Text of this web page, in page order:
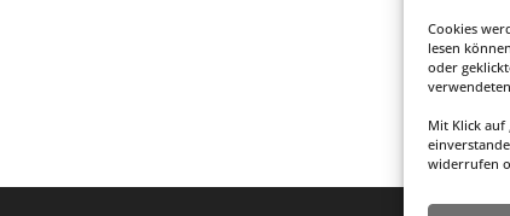
Cookies
lesen
oder
Mit Klick auf
widerrufen